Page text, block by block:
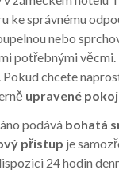
ke správnému
nebo
potřebnými
. Pokud chcete
upravené
podává bohatá
přístup je
24 hodin